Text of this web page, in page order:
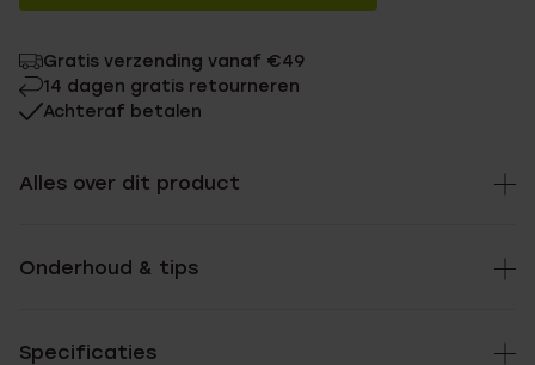
Gratis verzending vanaf €49
14 dagen gratis retourneren
Achteraf betalen
Alles over dit product
Onderhoud & tips
Specificaties